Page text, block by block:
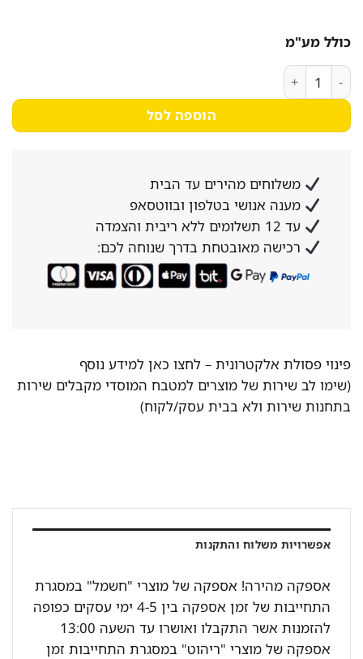
כולל מע"מ
כמות של מייבש כביסה Normande ND-90200 ‏9 ‏ק"ג נורמנדי
הוספה לסל
משלוחים מהירים עד הבית
מענה אנושי בטלפון ובווטסאפ
עד 12 תשלומים ללא ריבית והצמדה
רכישה מאובטחת בדרך שנוחה לכם:
פינוי פסולת אלקטרונית – לחצו כאן למידע נוסף
(שימו לב שירות של מוצרים למטבח המוסדי מקבלים שירות
בתחנות שירות ולא בבית עסק/לקוח)
אפשרויות משלוח והתקנות
אספקה מהירה! אספקה של מוצרי "חשמל" במסגרת
התחייבות של זמן אספקה בין 4-5 ימי עסקים כפופה
להזמנות אשר התקבלו ואושרו עד השעה 13:00
אספקה של מוצרי "ריהוט" במסגרת התחייבות זמן